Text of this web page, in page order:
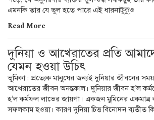
এমনকি তার যে ভুল হতে পারে এই ধারনাটুকু্ও
Read More
দুনিয়া ও আখেরাতের প্রতি
যেমন হওয়া উচিৎ
ভূমিকা : প্রত্যেক মানুষের জন্যই দুনিয়ার জীবনের
আখেরাতের জীবন অনন্তকাল। দুনিয়ার জীবন হ’ল
হ’ল কর্মফল লাভের জায়গা। একজন মুমিনের একমাত্র
সফলকাম হওয়া। কারণ দুনিয়া চিত্ত বিনোদন ব্যতীত